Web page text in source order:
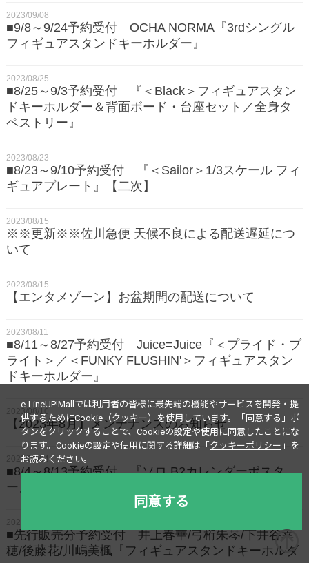
2023/09/08
■9/8～9/24予約受付 OCHA NORMA『3rdシングル
フィギュアスタンドキーホルダー』
2023/08/25
■8/25～9/3予約受付 『＜Black＞フィギュアスタン
ドキーホルダー＆背面ボード・台座セット／全身タ
ペストリー』
2023/08/23
■8/23～9/10予約受付 『＜Sailor＞1/3スケール フィ
ギュアプレート』【二次】
2023/08/15
※※更新※※佐川急便 天候不良による配送遅延につ
いて
2023/08/15
【エンタメゾーン】お盆期間の配送について
2023/08/11
■8/11～8/27予約受付 Juice=Juice『＜プライド・ブ
ライト＞／＜FUNKY FLUSHIN'＞フィギュアスタン
ドキーホルダー』
2023/08/10
【2023年8月】メンテナンスのお知らせ
2023/08/04
■8/4～8/13予約受付 『ソロ B2カレンダーポスタ
ー』
2023/07/28
■先行販売分予約受付 井上春華/弓桁朱琴/下井谷幸
穂/後藤花/川嶋美楓『フィギュアスタンドキーホルダ
e-LineUP!Mallでは利用者の皆様に最先端の機能やサービスを開発・提
供するためにCookie（クッキー）を使用しています。
「同意する」ボ
タンをクリックすることで、Cookieの設定や使用に同意したことにな
ります。 Cookieの設定や使用に関する詳細は「 クッキーポリシー 」を
お読みください。
同意する